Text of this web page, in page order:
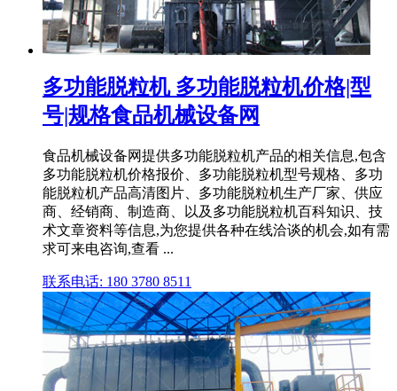
多功能脱粒机 多功能脱粒机价格|型
号|规格食品机械设备网
食品机械设备网提供多功能脱粒机产品的相关信息,包含
多功能脱粒机价格报价、多功能脱粒机型号规格、多功
能脱粒机产品高清图片、多功能脱粒机生产厂家、供应
商、经销商、制造商、以及多功能脱粒机百科知识、技
术文章资料等信息,为您提供各种在线洽谈的机会,如有需
求可来电咨询,查看 ...
联系电话: 180 3780 8511